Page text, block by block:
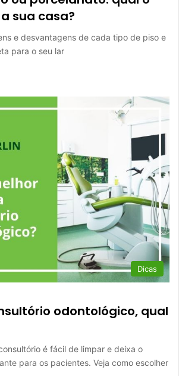
sua casa?
e desvantagens de cada tipo de piso e
para o seu lar
Dicas
odontológico, qual
é fácil de limpar e deixa o
para os pacientes. Veja como escolher